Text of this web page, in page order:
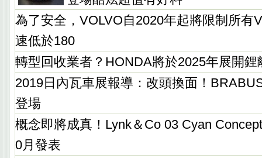
為了安全，VOLVO自2020年起將限制所有
速低於180
轉型回收業者？HONDA將於2025年展開
2019日內瓦車展報導：改頭換面！
登場
概念即將成真！Lynk＆Co 03 Cyan
0月發表